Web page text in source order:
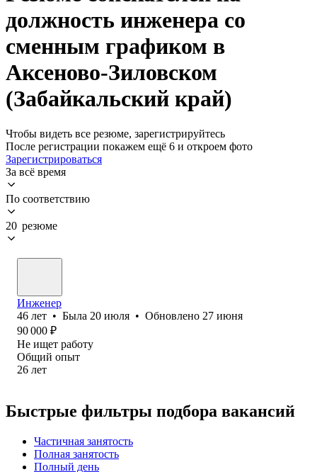
должность инженера со
сменным графиком в
Аксеново-Зиловском
(Забайкальский край)
Чтобы видеть все резюме, зарегистрируйтесь
После регистрации покажем ещё 6 и откроем фото
Зарегистрироваться
За всё время
По соответствию
20 резюме
Инженер
46 лет • Была 20 июля • Обновлено 27 июня
90 000 ₽
Не ищет работу
Общий опыт
26 лет
Быстрые фильтры подбора вакансий
Частичная занятость
Полная занятость
Полный день